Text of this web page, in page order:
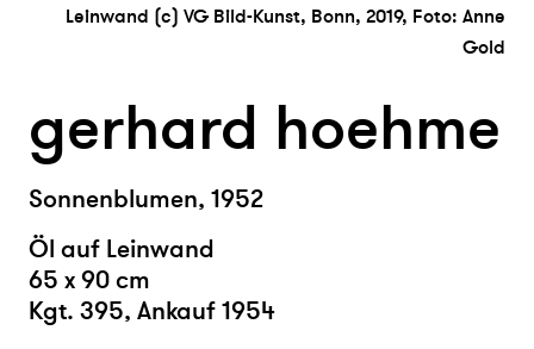
Leinwand (c) VG Bild-Kunst, Bonn, 2019, Foto: Anne
Gold
gerhard hoehme
Sonnenblumen, 1952
Öl auf Leinwand
65 x 90 cm
Kgt. 395, Ankauf 1954